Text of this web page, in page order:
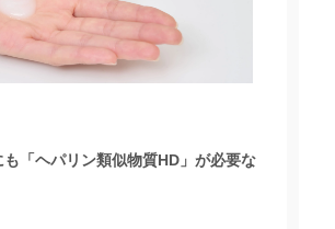
「ヘパリン類似物質HD」が必要な